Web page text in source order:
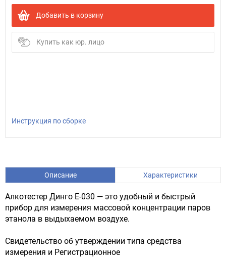
Добавить в корзину
Купить как юр. лицо
Инструкция по сборке
Описание Характеристики
Алкотестер Динго Е-030 — это удобный и быстрый
прибор для измерения массовой концентрации паров
этанола в выдыхаемом воздухе.
Свидетельство об утверждении типа средства
измерения и Регистрационное